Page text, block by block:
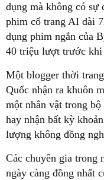
dụng mà không có
phim cổ trang AI dài
dụng phim ngắn của
40 triệu lượt trước khi
Một blogger thời
Quốc nhận ra khuôn
một nhân vật trong
hay nhận bất kỳ
lượng không đồng
Các chuyên gia trong
ngày càng đồng nhất